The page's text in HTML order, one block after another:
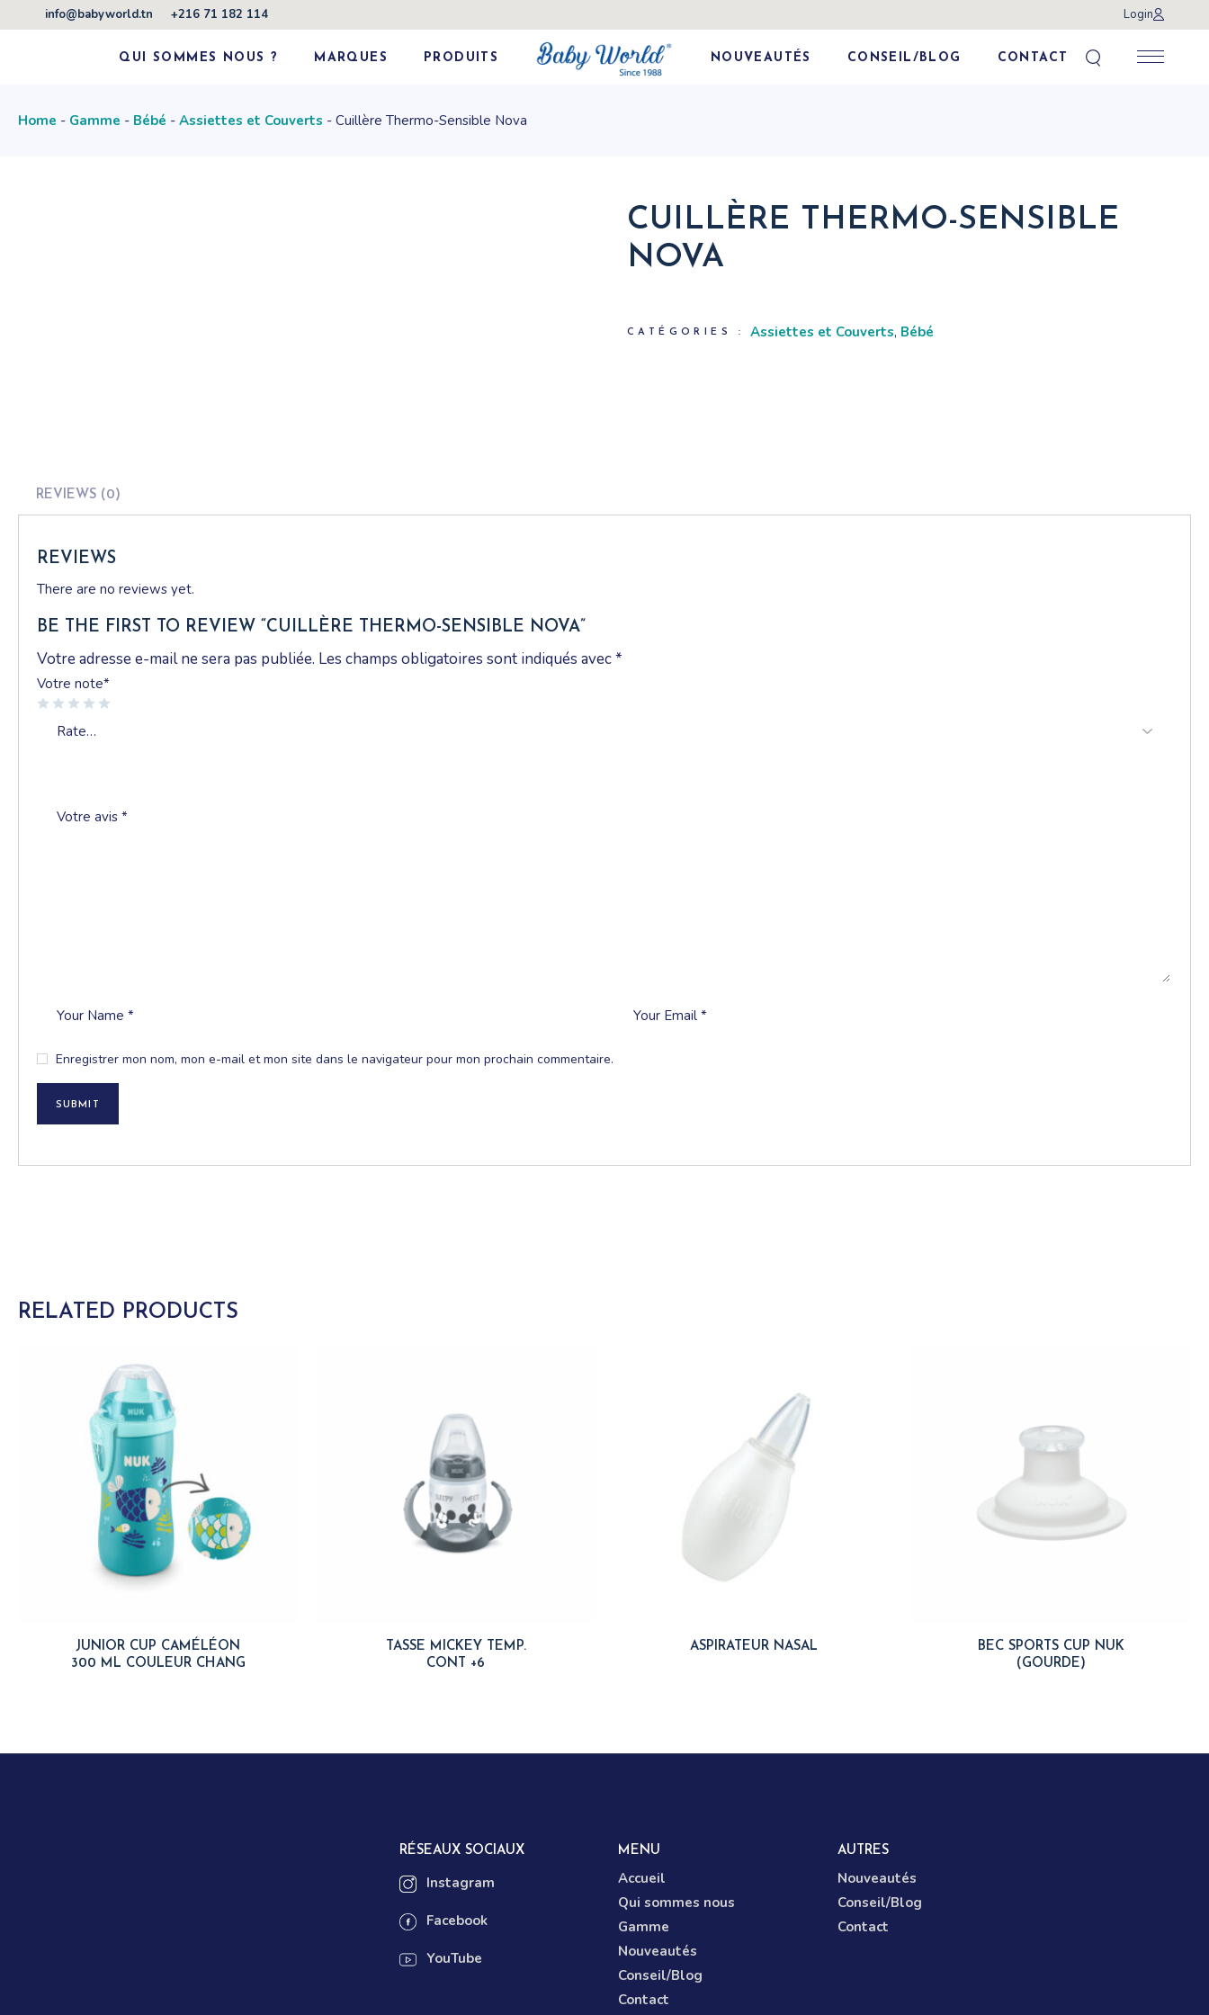
the
info@babyworld.tn +216 71 182 114 Login
QUI SOMMES NOUS ? MARQUES PRODUITS NOUVEAUTÉS CONSEIL/BLOG CONTACT
Home Gamme Bébé Assiettes et Couverts Cuillère Thermo-Sensible Nova
CUILLÈRE THERMO-SENSIBLE
NOVA
CATÉGORIES : Assiettes et Couverts, Bébé
REVIEWS (0)
REVIEWS
There are no reviews yet.
BE THE FIRST TO REVIEW “CUILLÈRE THERMO-SENSIBLE NOVA”
Votre adresse e-mail ne sera pas publiée. Les champs obligatoires sont indiqués avec*
Votre note*
Enregistrer mon nom, mon e-mail et mon site dans le navigateur pour mon prochain commentaire.
SUBMIT
RELATED PRODUCTS
JUNIOR CUP CAMÉLÉON
300 ML COULEUR CHANG
TASSE MICKEY TEMP.
CONT +6
ASPIRATEUR NASAL
BEC SPORTS CUP NUK
(GOURDE)
RÉSEAUX SOCIAUX
Instagram
Facebook
YouTube
MENU
Accueil
Qui sommes nous
Gamme
Nouveautés
Conseil/Blog
Contact
AUTRES
Nouveautés
Conseil/Blog
Contact